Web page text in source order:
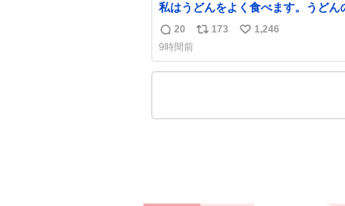
私はうどんをよく食べます。うどん
よっては非常食にもなります。生う
費期限が短く、冷凍うどんは長持ち
りに停電に弱いので、乾麺タイプの
ら水分が少なく長期保存するのにお
がありますが、うどんもいかがでし
返
信
数
20
リ
ス
173
い
ね
1,246
9時間前